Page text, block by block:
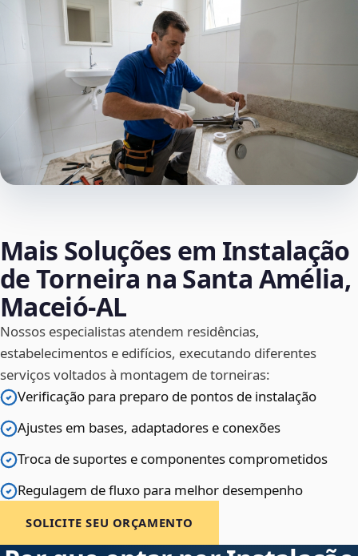
Mais Soluções em Instalação
de Torneira na Santa Amélia,
Maceió‑AL
Nossos especialistas atendem residências,
estabelecimentos e edifícios, executando diferentes
serviços voltados à montagem de torneiras:
Verificação para preparo de pontos de instalação
Ajustes em bases, adaptadores e conexões
Troca de suportes e componentes comprometidos
Regulagem de fluxo para melhor desempenho
SOLICITE SEU ORÇAMENTO